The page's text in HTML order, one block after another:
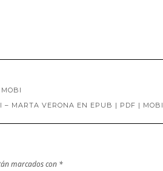
– MARTA VERONA EN EPUB | PDF | MOBI
marcados con *